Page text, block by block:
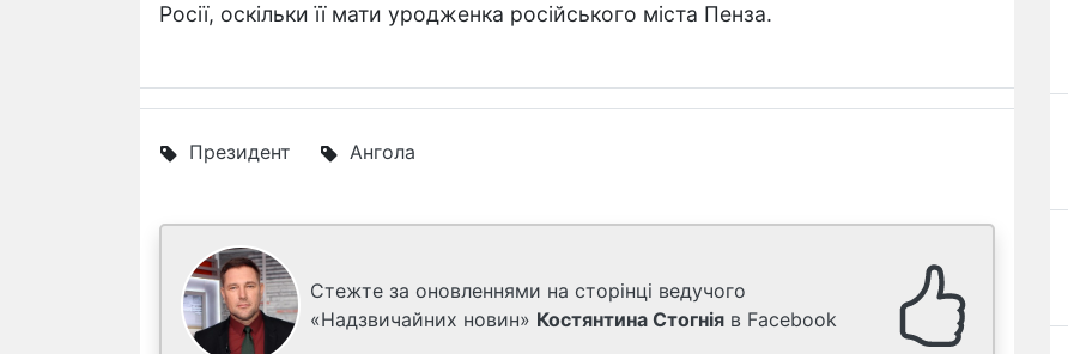
Росії, оскільки її мати уродженка російського міста Пенза.
Президент Ангола
Стежте за оновленнями на сторінці ведучого
«Надзвичайних новин» Костянтина Стогнія в Facebook